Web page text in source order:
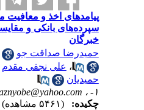
پیامدهای اخذ و معافیت
سپرده‌های بانکی و
خبرگان
حمیدرضا صداقت جو
،علی نجفی مقدم
حمیدیان
aznyobe@yahoo.com
چکیده: